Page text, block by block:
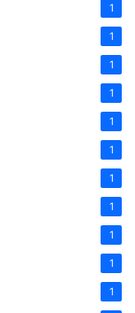
1
1
1
1
1
1
1
1
1
1
1